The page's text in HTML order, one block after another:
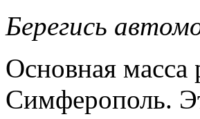
Берегись
Основная
Симферополь.